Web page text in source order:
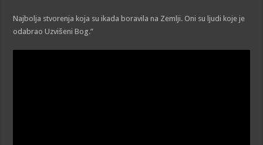
Najbolja stvorenja koja su ikada boravila na Zemlji. Oni su ljudi koje je
odabrao Uzvišeni Bog.”